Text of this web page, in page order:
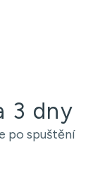
3 dny
po spuštění